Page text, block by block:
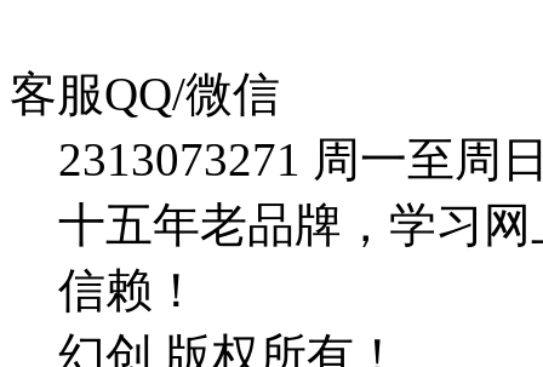
客服QQ/微信
2313073271 周一至周
十五年老品牌，学习
信赖！
幻创 版权所有！